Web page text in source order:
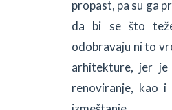
propast, pa su ga
da bi se što
odobravaju ni to
arhitekture, jer je
renoviranje, kao i